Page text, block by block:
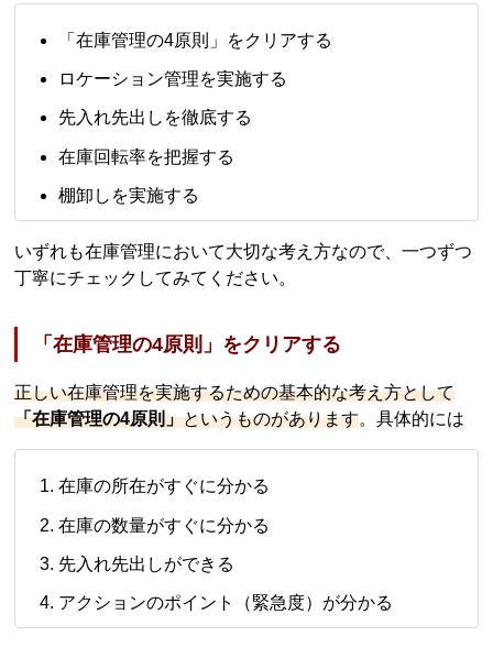
「在庫管理の4原則」をクリアする
ロケーション管理を実施する
先入れ先出しを徹底する
在庫回転率を把握する
棚卸しを実施する
いずれも在庫管理において大切な考え方なので、一つずつ
丁寧にチェックしてみてください。
「在庫管理の4原則」をクリアする
正しい在庫管理を実施するための基本的な考え方として
「在庫管理の4原則」というものがあります。具体的には
在庫の所在がすぐに分かる
在庫の数量がすぐに分かる
先入れ先出しができる
アクションのポイント（緊急度）が分かる